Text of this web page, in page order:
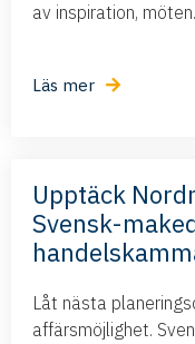
av inspiration,
Läs mer
Upptäck
Svensk-
Låt nästa
affärsmöjlighet.